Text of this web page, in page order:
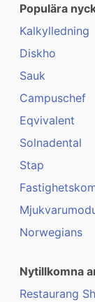
Populära
Kalkylledning
Diskho
Sauk
Campuschef
Eqvivalent
Solnadental
Stap
Norwegians
Nytillkomna
Restaurang